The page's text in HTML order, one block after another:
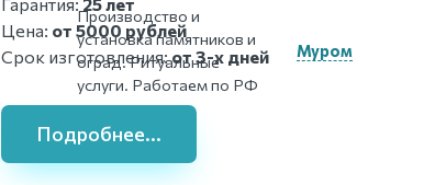
Производство и
установка памятников и
оград. Ритуальные
услуги. Работаем по РФ
Муром
Цена: от 5000 рублей
Срок изготовления:от 3-х дней
Подробнее...